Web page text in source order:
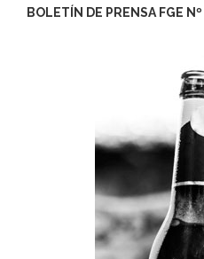
BOLETÍN DE PRENSA FGE